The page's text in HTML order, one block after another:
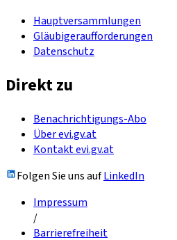
Hauptversammlungen
Gläubigeraufforderungen
Datenschutz
Direkt zu
Benachrichtigungs-Abo
Über evi.gv.at
Kontakt evi.gv.at
Folgen Sie uns aufLinkedIn
Impressum
/
Barrierefreiheit